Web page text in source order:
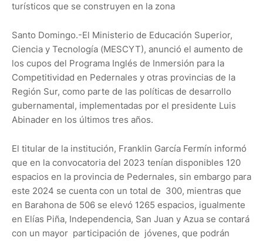
turísticos que se construyen en la zona
Santo Domingo.-El Ministerio de Educación Superior,
Ciencia y Tecnología (MESCYT), anunció el aumento de
los cupos del Programa Inglés de Inmersión para la
Competitividad en Pedernales y otras provincias de la
Región Sur, como parte de las políticas de desarrollo
gubernamental, implementadas por el presidente Luis
Abinader en los últimos tres años.
El titular de la institución, Franklin García Fermín informó
que en la convocatoria del 2023 tenían disponibles 120
espacios en la provincia de Pedernales, sin embargo para
este 2024 se cuenta con un total de 300, mientras que
en Barahona de 506 se elevó 1265 espacios, igualmente
en Elías Piña, Independencia, San Juan y Azua se contará
con un mayor participación de jóvenes, que podrán